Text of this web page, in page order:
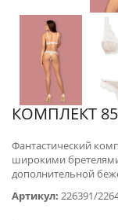
КОМПЛЕКТ
Фантастический
широкими
дополнительной
Артикул: 226391/